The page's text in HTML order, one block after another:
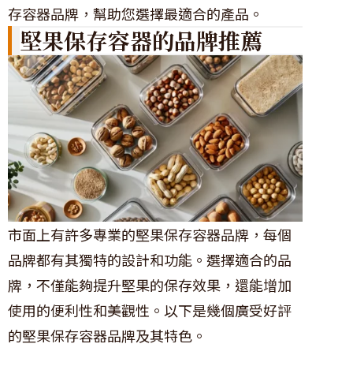
存容器品牌，幫助您選擇最適合的產品。
堅果保存容器的品牌推薦
市面上有許多專業的堅果保存容器品牌，每個
品牌都有其獨特的設計和功能。選擇適合的品
牌，不僅能夠提升堅果的保存效果，還能增加
使用的便利性和美觀性。以下是幾個廣受好評
的堅果保存容器品牌及其特色。